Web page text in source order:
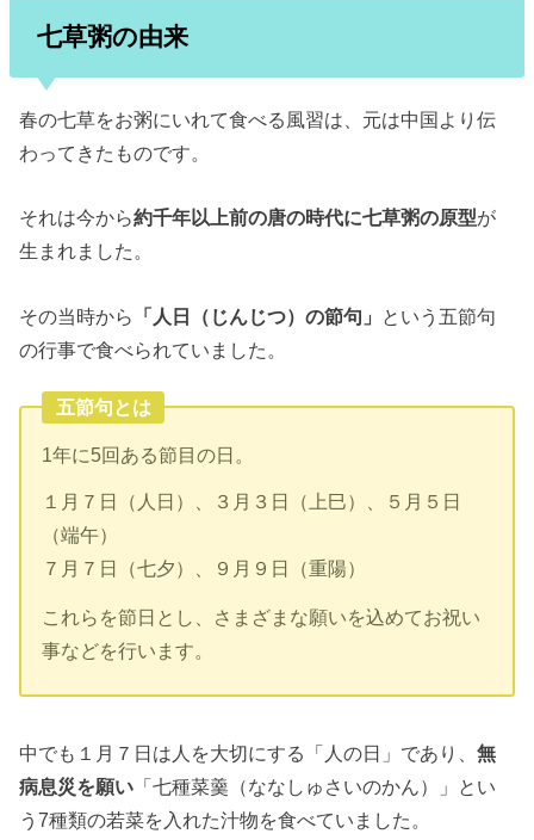
七草粥の由来
春の七草をお粥にいれて食べる風習は、元は中国より伝
わってきたものです。
それは今から約千年以上前の唐の時代に七草粥の原型が
生まれました。
その当時から 「人日（じんじつ）の節句」 という五節句
の行事で食べられていました。
五節句とは
1年に5回ある節目の日。
１月７日（人日）、３月３日（上巳）、５月５日
（端午）
７月７日（七夕）、９月９日（重陽）
これらを節日とし、さまざまな願いを込めてお祝い
事などを行います。
中でも１月７日は人を大切にする「人の日」であり、無
病息災を願い 「七種菜羹 （ななしゅさいのかん）」とい
う7種類の若菜を入れた汁物を食べていました。